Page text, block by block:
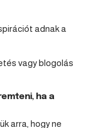
adnak a
vagy blogolás
ha a
arra, hogy ne